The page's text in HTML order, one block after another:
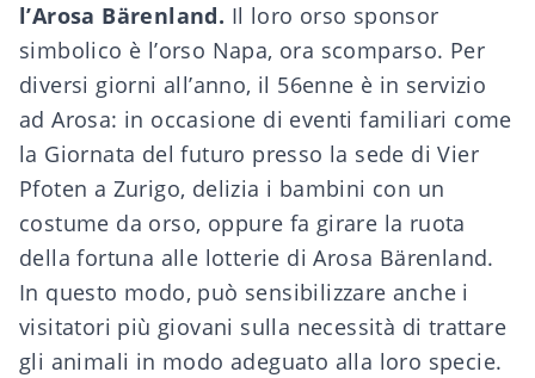
l’Arosa Bärenland. Il loro orso sponsor
simbolico è l’orso Napa, ora scomparso. Per
diversi giorni all’anno, il 56enne è in servizio
ad Arosa: in occasione di eventi familiari come
la Giornata del futuro presso la sede di Vier
Pfoten a Zurigo, delizia i bambini con un
costume da orso, oppure fa girare la ruota
della fortuna alle lotterie di Arosa Bärenland.
In questo modo, può sensibilizzare anche i
visitatori più giovani sulla necessità di trattare
gli animali in modo adeguato alla loro specie.